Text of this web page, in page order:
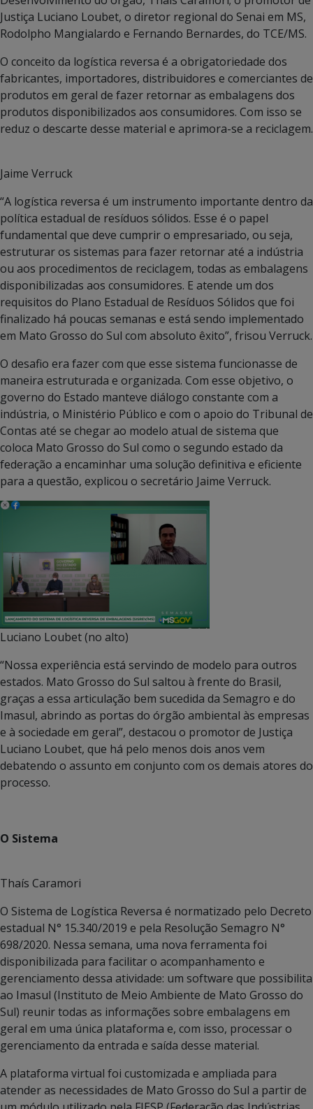
Justiça Luciano Loubet, o diretor regional do Senai em MS,
Rodolpho Mangialardo e Fernando Bernardes, do TCE/MS.
O conceito da logística reversa é a obrigatoriedade dos
fabricantes, importadores, distribuidores e comerciantes de
produtos em geral de fazer retornar as embalagens dos
produtos disponibilizados aos consumidores. Com isso se
reduz o descarte desse material e aprimora-se a reciclagem.
Jaime Verruck
“A logística reversa é um instrumento importante dentro da
política estadual de resíduos sólidos. Esse é o papel
fundamental que deve cumprir o empresariado, ou seja,
estruturar os sistemas para fazer retornar até a indústria
ou aos procedimentos de reciclagem, todas as embalagens
disponibilizadas aos consumidores. E atende um dos
requisitos do Plano Estadual de Resíduos Sólidos que foi
finalizado há poucas semanas e está sendo implementado
em Mato Grosso do Sul com absoluto êxito”, frisou Verruck.
O desafio era fazer com que esse sistema funcionasse de
maneira estruturada e organizada. Com esse objetivo, o
governo do Estado manteve diálogo constante com a
indústria, o Ministério Público e com o apoio do Tribunal de
Contas até se chegar ao modelo atual de sistema que
coloca Mato Grosso do Sul como o segundo estado da
federação a encaminhar uma solução definitiva e eficiente
para a questão, explicou o secretário Jaime Verruck.
Luciano Loubet (no alto)
“Nossa experiência está servindo de modelo para outros
estados. Mato Grosso do Sul saltou à frente do Brasil,
graças a essa articulação bem sucedida da Semagro e do
Imasul, abrindo as portas do órgão ambiental às empresas
e à sociedade em geral”, destacou o promotor de Justiça
Luciano Loubet, que há pelo menos dois anos vem
debatendo o assunto em conjunto com os demais atores do
processo.
O Sistema
Thaís Caramori
O Sistema de Logística Reversa é normatizado pelo Decreto
estadual N° 15.340/2019 e pela Resolução Semagro N°
698/2020. Nessa semana, uma nova ferramenta foi
disponibilizada para facilitar o acompanhamento e
gerenciamento dessa atividade: um software que possibilita
ao Imasul (Instituto de Meio Ambiente de Mato Grosso do
Sul) reunir todas as informações sobre embalagens em
geral em uma única plataforma e, com isso, processar o
gerenciamento da entrada e saída desse material.
A plataforma virtual foi customizada e ampliada para
atender as necessidades de Mato Grosso do Sul a partir de